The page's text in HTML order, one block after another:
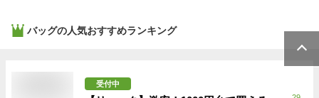
バッグの人気おすすめランキング
受付中